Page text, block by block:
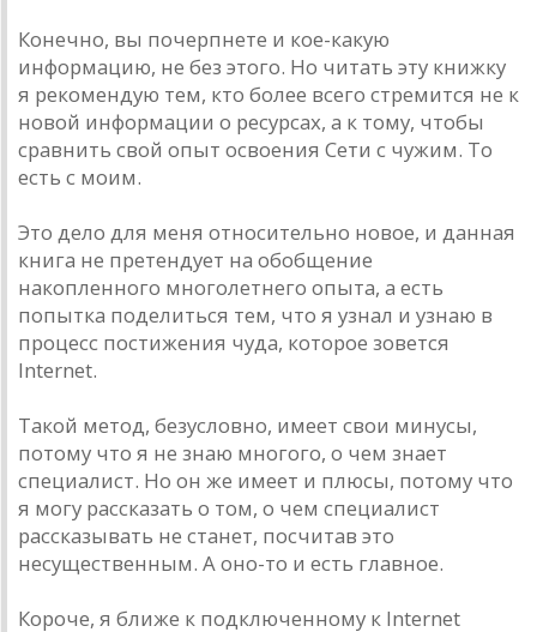
Конечно, вы почерпнете и кое-какую
информацию, не без этого. Но читать эту книжку
я рекомендую тем, кто более всего стремится не к
новой информации о ресурсах, а к тому, чтобы
сравнить свой опыт освоения Сети с чужим. То
есть с моим.
Это дело для меня относительно новое, и данная
книга не претендует на обобщение
накопленного многолетнего опыта, а есть
попытка поделиться тем, что я узнал и узнаю в
процесс постижения чуда, которое зовется
Internet.
Такой метод, безусловно, имеет свои минусы,
потому что я не знаю многого, о чем знает
специалист. Но он же имеет и плюсы, потому что
я могу рассказать о том, о чем специалист
рассказывать не станет, посчитав это
несущественным. А оно-то и есть главное.
Короче, я ближе к подключенному к Internet